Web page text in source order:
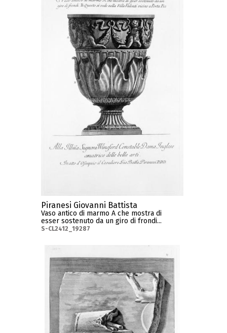
Piranesi Giovanni Battista
Vaso antico di marmo A che mostra di
esser sostenuto da un giro di frondi...
S-CL2412_19287